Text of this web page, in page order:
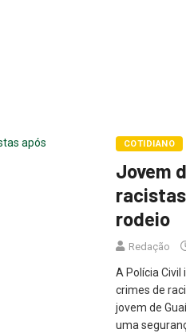
COTIDIANO
Jovem
rodeio
Redação
A Polícia
crimes de
jovem de
uma